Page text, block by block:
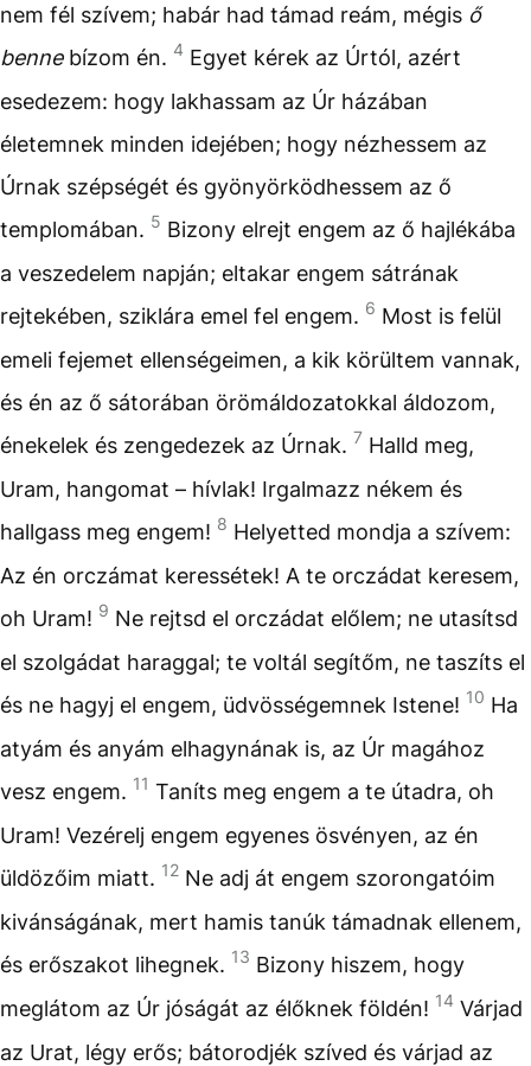
nem fél szívem; habár had támad reám, mégis ő
bennebízom én. 4 Egyet kérek az Úrtól, azért
esedezem: hogy lakhassam az Úr házában
életemnek minden idejében; hogy nézhessem az
Úrnak szépségét és gyönyörködhessem az ő
templomában. 5 Bizony elrejt engem az ő hajlékába
a veszedelem napján; eltakar engem sátrának
rejtekében, sziklára emel fel engem. 6 Most is felül
emeli fejemet ellenségeimen, a kik körültem vannak,
és én az ő sátorában örömáldozatokkal áldozom,
énekelek és zengedezek az Úrnak. 7 Halld meg,
Uram, hangomat – hívlak! Irgalmazz nékem és
hallgass meg engem! 8 Helyetted mondja a szívem:
Az én orczámat keressétek! A te orczádat keresem,
oh Uram! 9 Ne rejtsd el orczádat előlem; ne utasítsd
el szolgádat haraggal; te voltál segítőm, ne taszíts el
és ne hagyj el engem, üdvösségemnek Istene! 10 Ha
atyám és anyám elhagynának is, az Úr magához
vesz engem. 11 Taníts meg engem a te útadra, oh
Uram! Vezérelj engem egyenes ösvényen, az én
üldözőim miatt. 12 Ne adj át engem szorongatóim
kivánságának, mert hamis tanúk támadnak ellenem,
és erőszakot lihegnek. 13 Bizony hiszem, hogy
meglátom az Úr jóságát az élőknek földén! 14 Várjad
az Urat, légy erős; bátorodjék szíved és várjad az